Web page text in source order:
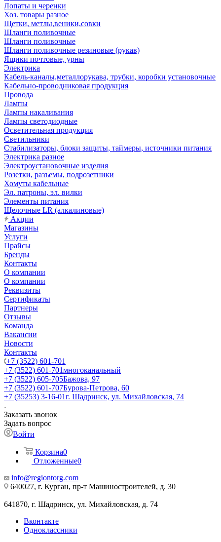
Лопаты и черенки
Хоз. товары разное
Щетки, метлы,веники,совки
Шланги поливочные
Шланги поливочные
Шланги поливочные резиновые (рукав)
Ящики почтовые, урны
Электрика
Кабель-каналы,металлорукава, трубки, коробки установочные
Кабельно-проводниковая продукция
Провода
Лампы
Лампы накаливания
Лампы светодиодные
Осветительная продукция
Светильники
Стабилизаторы, блоки защиты, таймеры, источники питания
Электрика разное
Электроустановочные изделия
Розетки, разъемы, подрозетники
Хомуты кабельные
Эл. патроны, эл. вилки
Элементы питания
Щелочные LR (алкалиновые)
Акции
Магазины
Услуги
Прайсы
Бренды
Контакты
О компании
О компании
Реквизиты
Сертификаты
Партнеры
Отзывы
Команда
Вакансии
Новости
Контакты
+7 (3522) 601-701
+7 (3522) 601-701многоканальный
+7 (3522) 605-705Бажова, 97
+7 (3522) 601-707Бурова-Петрова, 60
+7 (35253) 3-16-01г. Шадринск, ул. Михайловская, 74
Заказать звонок
Задать вопрос
Войти
Корзина0
Отложенные0
info@regiontorg.com
640027, г. Курган, пр-т Машиностроителей, д. 30
641870, г. Шадринск, ул. Михайловская, д. 74
Вконтакте
Одноклассники